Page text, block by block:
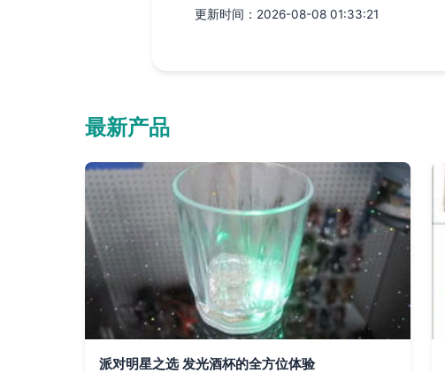
更新时间：2026-08-08 01:33:21
最新产品
派对明星之选 发光酒杯的全方位体验